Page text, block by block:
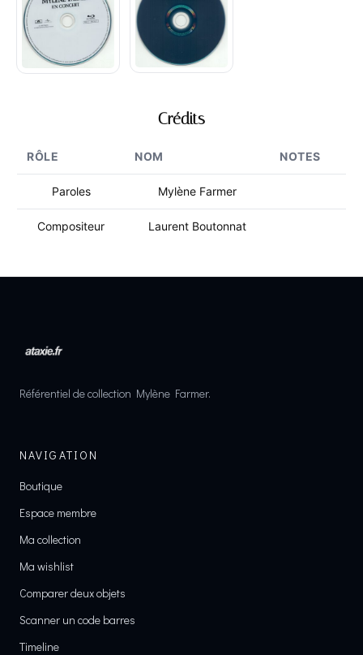
Crédits
RÔLE NOM NOTES
Paroles Mylène Farmer
Compositeur Laurent Boutonnat
Référentiel de collection Mylène Farmer.
NAVIGATION
Boutique
Espace membre
Ma collection
Ma wishlist
Comparer deux objets
Scanner un code barres
Timeline